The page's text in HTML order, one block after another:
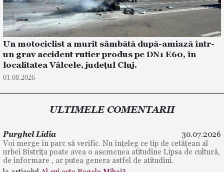
Un motociclist a murit sâmbătă după-amiază într-
un grav accident rutier produs pe DN1 E60, în
localitatea Vâlcele, județul Cluj.
01.08.2026
ULTIMELE COMENTARII
Purghel Lidia
30.07.2026
Voi merge în parc să verific. Nu înțeleg ce tip de cetățean al
urbei Bistrița poate avea o asemenea atitudine Lipsa de cultură,
de informare , ar putea genera astfel de atitudini.